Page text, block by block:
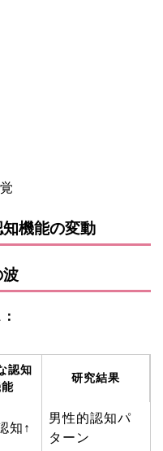
機能の変動
波
認知
研究結果
知↑
男性的認知パ
ターン